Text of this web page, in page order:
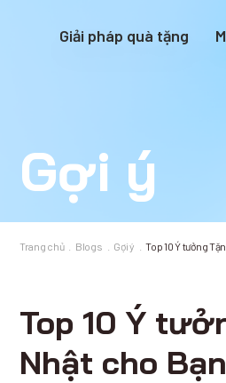
Giải pháp quà tặng
Gợi ý
Trang chủ Blogs Gợi ý Top 10 Ý tưởng
Top 10 Ý
Nhật cho